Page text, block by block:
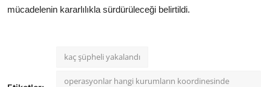
mücadelenin kararlılıkla sürdürüleceği belirtildi.
kaç şüpheli yakalandı
operasyonlar hangi kurumların koordinesinde